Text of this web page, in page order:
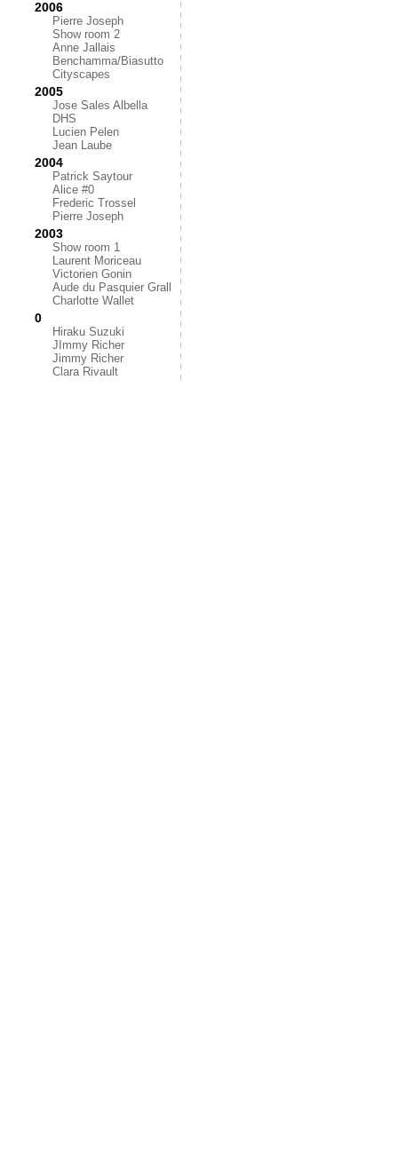
2006
Pierre Joseph
Show room 2
Anne Jallais
Benchamma/Biasutto
Cityscapes
2005
Jose Sales Albella
DHS
Lucien Pelen
Jean Laube
2004
Patrick Saytour
Alice #0
Frederic Trossel
Pierre Joseph
2003
Show room 1
Laurent Moriceau
Victorien Gonin
Aude du Pasquier Grall
Charlotte Wallet
0
Hiraku Suzuki
JImmy Richer
Jimmy Richer
Clara Rivault